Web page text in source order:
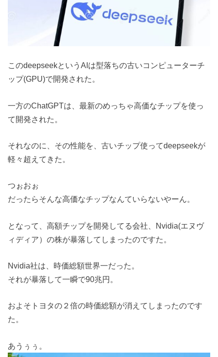
このdeepseekというAIは型落ちの古いコンピューターチ
ップ(GPU)で開発された。
一方のChatGPTは、最新のめっちゃ高価なチップを使っ
て開発された。
それなのに、その性能を、古いチップ使ってdeepseekが
軽々超えてきた。
つぉおぉ
だったらそんな高価なチップなんていらないやーん。
となって、高額チップを開発してる会社、Nvidia(エヌヴ
ィディア）の株が暴落してしまったのですた。
Nvidia社は、時価総額世界一だった。
それが暴落して一瞬で90兆円。
およそトヨタの２倍の時価総額が消えてしまったのです
た。
あうぅぅ。